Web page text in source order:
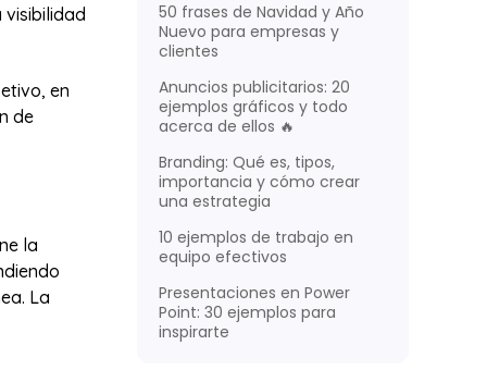
visibilidad
en
de
la
La
50 frases de Navidad y Año
Nuevo para empresas y
clientes
Anuncios publicitarios: 20
ejemplos gráficos y todo
acerca de ellos 🔥
Branding: Qué es, tipos,
importancia y cómo crear
una estrategia
10 ejemplos de trabajo en
equipo efectivos
Presentaciones en Power
Point: 30 ejemplos para
inspirarte